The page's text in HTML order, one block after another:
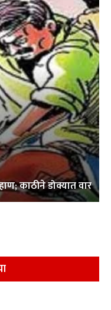
काठीने डोक्यात वार